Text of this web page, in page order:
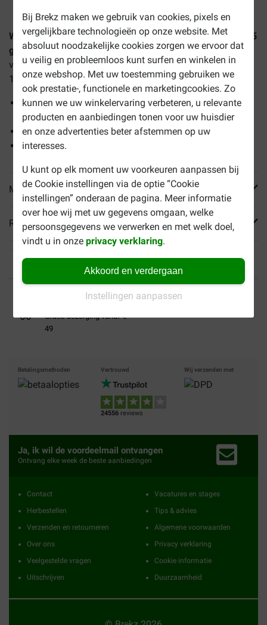
Bij Brekz maken we gebruik van cookies, pixels en
vergelijkbare technologieën op onze website. Met
absoluut noodzakelijke cookies zorgen we ervoor dat
u veilig en probleemloos kunt surfen en winkelen in
onze webshop. Met uw toestemming gebruiken we
ook prestatie-, functionele en marketingcookies. Zo
kunnen we uw winkelervaring verbeteren, u relevante
producten en aanbiedingen tonen voor uw huisdier
en onze advertenties beter afstemmen op uw
interesses.
U kunt op elk moment uw voorkeuren aanpassen bij
de Cookie instellingen via de optie “Cookie
instellingen” onderaan de pagina. Meer informatie
over hoe wij met uw gegevens omgaan, welke
persoonsgegevens we verwerken en met welk doel,
vindt u in onzeprivacy verklaring.
Akkoord en verdergaan
Instellingen aanpassen
Whiskas 1+ Vis Selectie in gelei natvoer kat multipack (85
gram)is een handige combiverpakking met diverse
vismenu's in maaltijdzakjes. Voor de volwassen kat vanaf
1 jaar oud.
Iedere dag de keuze uit een natvoer maaltijd met zalm,
tonijn, kabeljauw of witvis
Complete maaltijd voor volwassen katten
Zachte brokjes in gelei
Meer informatie
Reviews
Tot 40% goedkoper Veilig betalen
Gratis bezorging vanaf €
49
Betalingsmethoden Vertrouwd
24556 reviews
Wij verzenden met
Ja, ik wil de voordeelmail ontvangen
Ontvang elke week de beste aanbiedingen
Contact
Herbestellen
Verzenden en retourneren
Over ons
Veelgestelde vragen
Uitschrijven
Vacatures en stages
Tips & advies
Algemene voorwaarden
Privacy verklaring
Cookie informatie
Duurzaamheid